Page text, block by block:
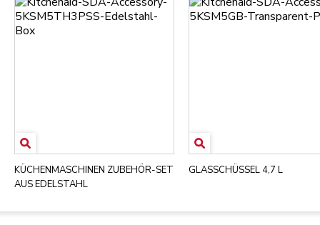
KÜCHENMASCHINEN ZUBEHÖR-SET
AUS EDELSTAHL
GLASSCHÜSSEL 4,7 L